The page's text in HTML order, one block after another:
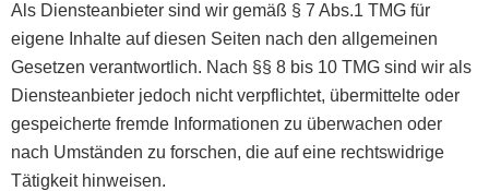
Als Diensteanbieter sind wir gemäß § 7 Abs.1 TMG für
eigene Inhalte auf diesen Seiten nach den allgemeinen
Gesetzen verantwortlich. Nach §§ 8 bis 10 TMG sind wir als
Diensteanbieter jedoch nicht verpflichtet, übermittelte oder
gespeicherte fremde Informationen zu überwachen oder
nach Umständen zu forschen, die auf eine rechtswidrige
Tätigkeit hinweisen.